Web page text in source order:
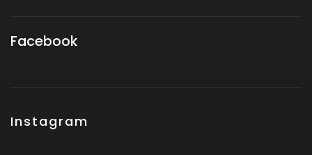
Facebook
Instagram